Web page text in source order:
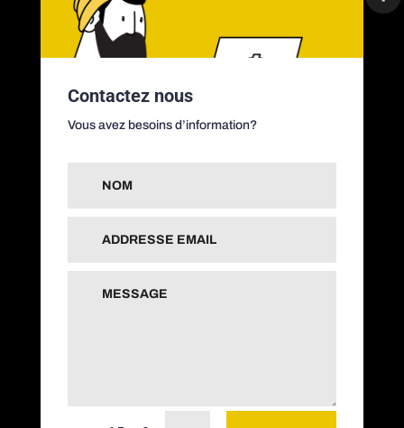
Contactez nous
Vous avez besoins d’information?